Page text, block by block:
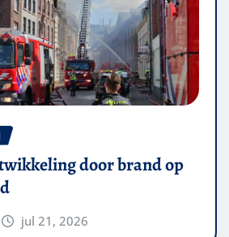
door brand op
jul 21, 2026